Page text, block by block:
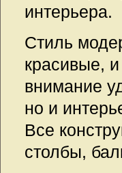
интерьера.
Стиль
красивые,
внимание
но и
Все
столбы,